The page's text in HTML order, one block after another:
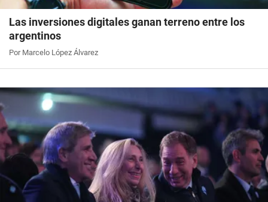
Las inversiones digitales ganan terreno entre los
argentinos
Por Marcelo López Álvarez